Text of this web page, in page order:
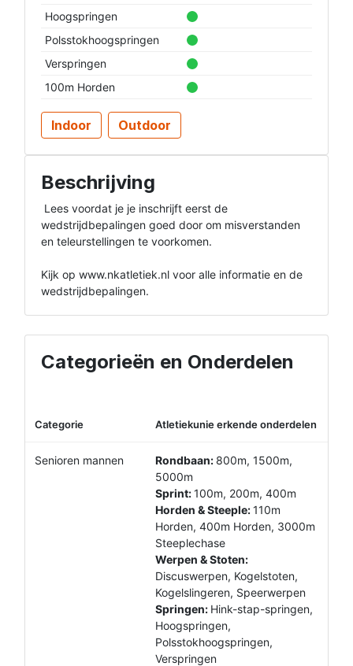
Hoogspringen
Polsstokhoogspringen
Verspringen
100m Horden
Indoor Outdoor
Beschrijving
wedstrijdbepalingen goed door om misverstanden
en teleurstellingen te voorkomen.
Kijk op www.nkatletiek.nl voor alle informatie en de
wedstrijdbepalingen.
Categorieën en Onderdelen
Categorie Atletiekunie erkende onderdelen
Senioren mannen Rondbaan: 800m, 1500m,
5000m
Sprint:100m, 200m, 400m
Horden & Steeple:110m
Horden, 400m Horden, 3000m
Steeplechase
Werpen & Stoten:
Discuswerpen, Kogelstoten,
Kogelslingeren, Speerwerpen
Springen: Hink-stap-springen,
Hoogspringen,
Polsstokhoogspringen,
Verspringen